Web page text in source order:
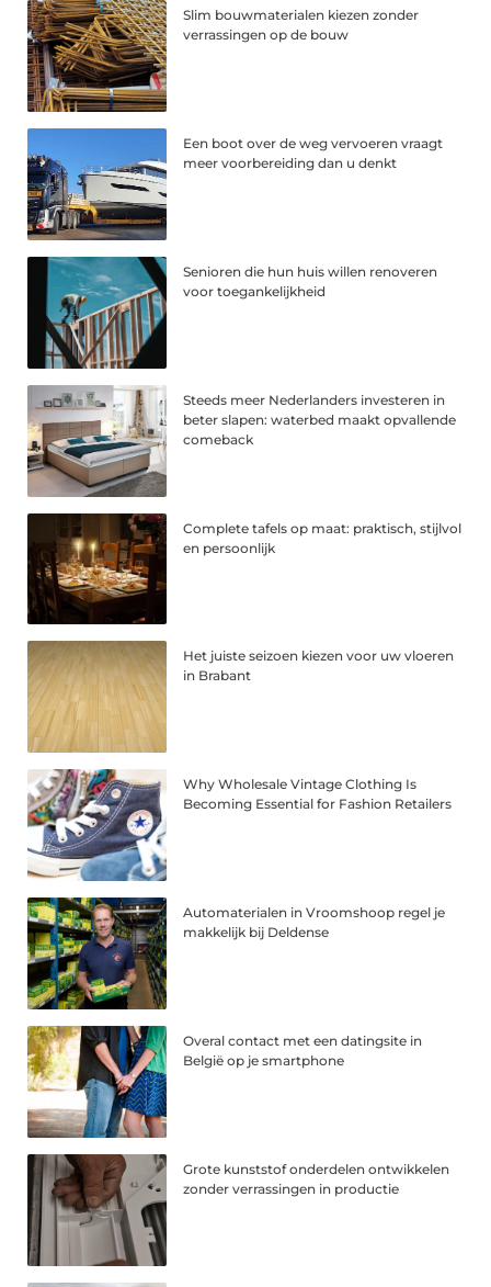
Slim bouwmaterialen kiezen zonder
verrassingen op de bouw
Een boot over de weg vervoeren vraagt
meer voorbereiding dan u denkt
Senioren die hun huis willen renoveren
voor toegankelijkheid
Steeds meer Nederlanders investeren in
beter slapen: waterbed maakt opvallende
comeback
Complete tafels op maat: praktisch, stijlvol
en persoonlijk
Het juiste seizoen kiezen voor uw vloeren
in Brabant
Why Wholesale Vintage Clothing Is
Becoming Essential for Fashion Retailers
Automaterialen in Vroomshoop regel je
makkelijk bij Deldense
Overal contact met een datingsite in
België op je smartphone
Grote kunststof onderdelen ontwikkelen
zonder verrassingen in productie